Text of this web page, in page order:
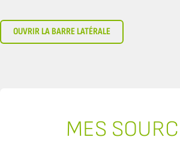
OUVRIR LA BARRE LATÉRALE
MES